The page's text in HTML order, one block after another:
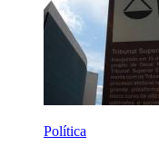
Política